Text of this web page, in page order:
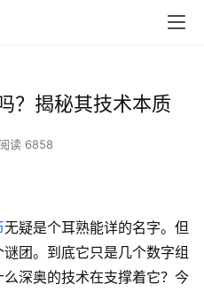
？揭秘其技术本质
阅读 6858
无疑是个耳熟能详的名字。但
团。到底它只是几个数字组
深奥的技术在支撑着它？今